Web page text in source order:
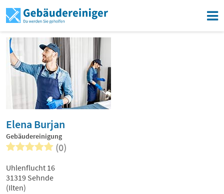
Elena Burjan
Gebäudereinigung
(0)
Uhlenflucht 16
31319 Sehnde
(Ilten)